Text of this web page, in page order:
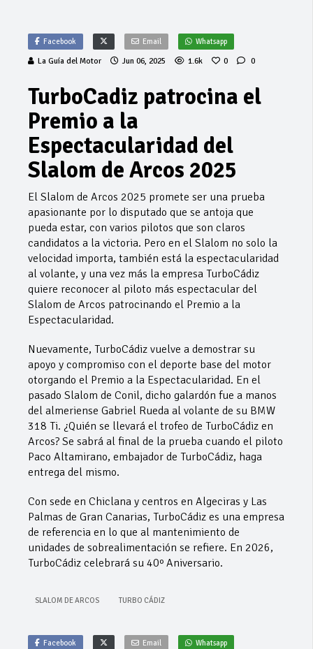
Facebook Email Whatsapp
La Guía del Motor Jun 06, 2025 1.6k 0 0
TurboCadiz patrocina el
Premio a la
Espectacularidad del
Slalom de Arcos 2025
El Slalom de Arcos 2025 promete ser una prueba
apasionante por lo disputado que se antoja que
pueda estar, con varios pilotos que son claros
candidatos a la victoria. Pero en el Slalom no solo la
velocidad importa, también está la espectacularidad
al volante, y una vez más la empresa TurboCádiz
quiere reconocer al piloto más espectacular del
Slalom de Arcos patrocinando el Premio a la
Espectacularidad.
Nuevamente, TurboCádiz vuelve a demostrar su
apoyo y compromiso con el deporte base del motor
otorgando el Premio a la Espectacularidad. En el
pasado Slalom de Conil, dicho galardón fue a manos
del almeriense Gabriel Rueda al volante de su BMW
318 Ti. ¿Quién se llevará el trofeo de TurboCádiz en
Arcos? Se sabrá al final de la prueba cuando el piloto
Paco Altamirano, embajador de TurboCádiz, haga
entrega del mismo.
Con sede en Chiclana y centros en Algeciras y Las
Palmas de Gran Canarias, TurboCádiz es una empresa
de referencia en lo que al mantenimiento de
unidades de sobrealimentación se refiere. En 2026,
TurboCádiz celebrará su 40º Aniversario.
SLALOM DE ARCOS TURBO CÁDIZ
Facebook Email Whatsapp